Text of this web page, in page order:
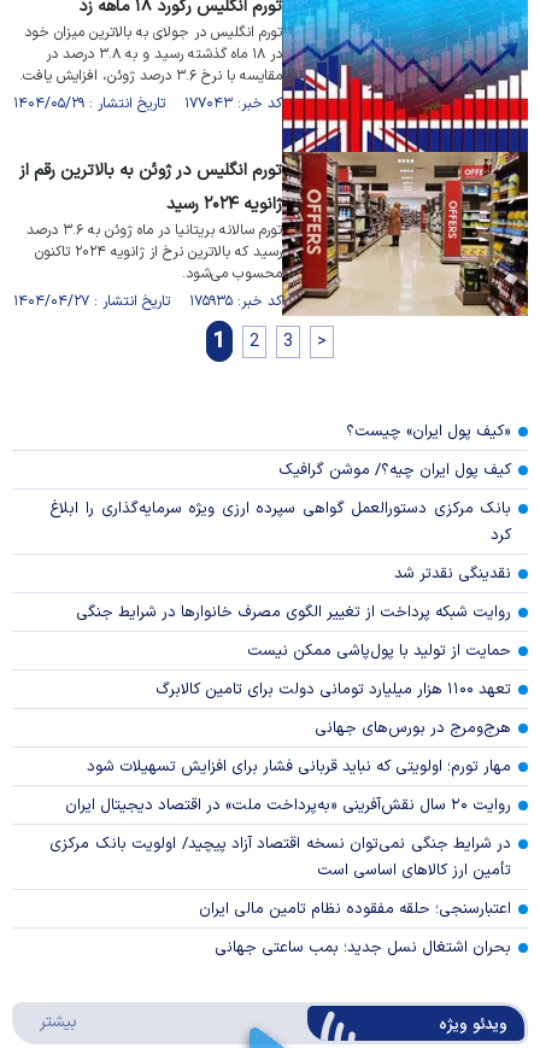
تورم انگلیس رکورد ۱۸ ماهه زد
تورم انگلیس در جولای به بالاترین میزان خود
در ۱۸ ماه گذشته رسید و به ۳.۸ درصد در
مقایسه با نرخ ۳.۶ درصد ژوئن، افزایش یافت.
کد خبر: ۱۷۷۰۴۳ تاریخ انتشار : ۱۴۰۴/۰۵/۲۹
تورم انگلیس در ژوئن به بالاترین رقم از
ژانویه ۲۰۲۴ رسید
تورم سالانه بریتانیا در ماه ژوئن به ۳.۶ درصد
رسید که بالاترین نرخ از ژانویه ۲۰۲۴ تاکنون
محسوب می‌شود.
کد خبر: ۱۷۵۹۳۵ تاریخ انتشار : ۱۴۰۴/۰۴/۲۷
1 2 3 >
«کیف پول ایران» چیست؟
کیف پول ایران چیه؟/ موشن گرافیک
بانک مرکزی دستورالعمل گواهی سپرده ارزی ویژه سرمایه‌گذاری را ابلاغ
کرد
نقدینگی نقدتر شد
روایت شبکه پرداخت از تغییر الگوی مصرف خانوار‌ها در شرایط جنگی
حمایت از تولید با پول‌پاشی ممکن نیست
تعهد ۱۱۰۰ هزار میلیارد تومانی دولت برای تامین کالابرگ
هرج‌ومرج در بورس‌های جهانی
مهار تورم؛ اولویتی که نباید قربانی فشار برای افزایش تسهیلات شود
روایت ۲۰ سال نقش‌آفرینی «به‌پرداخت ملت» در اقتصاد دیجیتال ایران
در شرایط جنگی نمی‌توان نسخه اقتصاد آزاد پیچید/ اولویت بانک مرکزی
تأمین ارز کالا‌های اساسی است
اعتبارسنجی؛ حلقه مفقوده نظام تامین مالی ایران
بحران اشتغال نسل جدید؛ بمب ساعتی جهانی
ویدئو ویژه بیشتر